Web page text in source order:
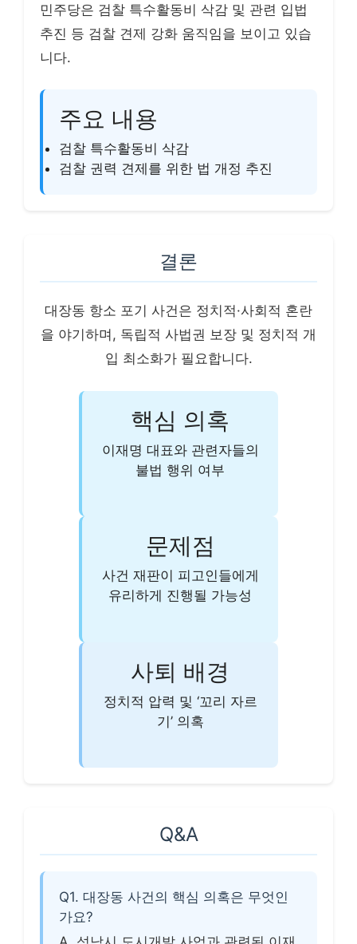
민주당은 검찰 특수활동비 삭감 및 관련 입법
추진 등 검찰 견제 강화 움직임을 보이고 있습
니다.
주요 내용
검찰 특수활동비 삭감
검찰 권력 견제를 위한 법 개정 추진
결론
대장동 항소 포기 사건은 정치적·사회적 혼란
을 야기하며, 독립적 사법권 보장 및 정치적 개
입 최소화가 필요합니다.
핵심 의혹
이재명 대표와 관련자들의
불법 행위 여부
문제점
사건 재판이 피고인들에게
유리하게 진행될 가능성
사퇴 배경
정치적 압력 및 ‘꼬리 자르
기’ 의혹
Q&A
Q1. 대장동 사건의 핵심 의혹은 무엇인
가요?